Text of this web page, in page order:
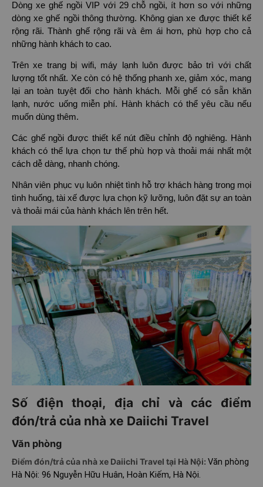
Dòng xe ghế ngồi VIP với 29 chỗ ngồi, ít hơn so với những
dòng xe ghế ngồi thông thường. Không gian xe được thiết kế
rộng rãi. Thành ghế rộng rãi và êm ái hơn, phù hợp cho cả
những hành khách to cao.
Trên xe trang bị wifi, máy lạnh luôn được bảo trì với chất
lượng tốt nhất. Xe còn có hệ thống phanh xe, giảm xóc, mang
lại an toàn tuyệt đối cho hành khách. Mỗi ghế có sẵn khăn
lạnh, nước uống miễn phí. Hành khách có thể yêu cầu nếu
muốn dùng thêm.
Các ghế ngồi được thiết kế nút điều chỉnh độ nghiêng. Hành
khách có thể lựa chọn tư thế phù hợp và thoải mái nhất một
cách dễ dàng, nhanh chóng.
Nhân viên phục vụ luôn nhiệt tình hỗ trợ khách hàng trong mọi
tình huống, tài xế được lựa chọn kỹ lưỡng, luôn đặt sự an toàn
và thoải mái của hành khách lên trên hết.
Số điện thoại, địa chỉ và các điểm
đón/trả của nhà xe Daiichi Travel
Văn phòng
Điểm đón/trả của nhà xe Daiichi Travel tại Hà Nội: Văn phòng
Hà Nội: 96 Nguyễn Hữu Huân, Hoàn Kiếm, Hà Nội.